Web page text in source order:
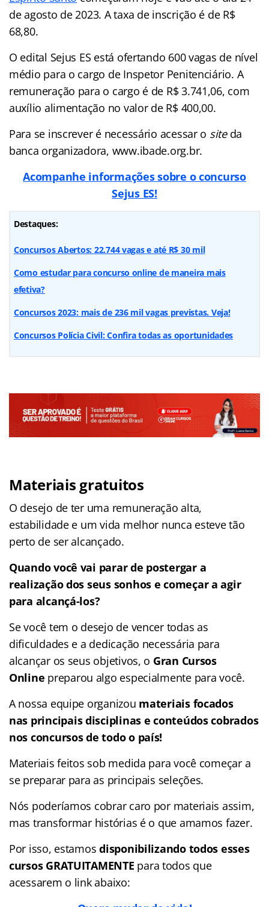
de agosto de 2023. A taxa de inscrição é de R$
68,80.
O edital Sejus ES está ofertando 600 vagas de nível
médio para o cargo de Inspetor Penitenciário. A
remuneração para o cargo é de R$ 3.741,06, com
auxílio alimentação no valor de R$ 400,00.
Para se inscrever é necessário acessar o siteda
banca organizadora, www.ibade.org.br.
Acompanhe informações sobre o concurso
Sejus ES!
Destaques:
Concursos Abertos: 22.744 vagas e até R$ 30 mil
Como estudar para concurso online de maneira mais
efetiva?
Concursos 2023: mais de 236 mil vagas previstas. Veja!
Concursos Polícia Civil: Confira todas as oportunidades
Materiais gratuitos
O desejo de ter uma remuneração alta,
estabilidade e um vida melhor nunca esteve tão
perto de ser alcançado.
Quando você vai parar de postergar a
realização dos seus sonhos e começar a agir
para alcançá-los?
Se você tem o desejo de vencer todas as
dificuldades e a dedicação necessária para
alcançar os seus objetivos, o Gran Cursos
Online preparou algo especialmente para você.
A nossa equipe organizou materiais focados
nas principais disciplinas e conteúdos cobrados
nos concursos de todo o país!
Materiais feitos sob medida para você começar a
se preparar para as principais seleções.
Nós poderíamos cobrar caro por materiais assim,
mas transformar histórias é o que amamos fazer.
Por isso, estamos disponibilizando todos esses
cursos GRATUITAMENTE para todos que
acessarem o link abaixo: